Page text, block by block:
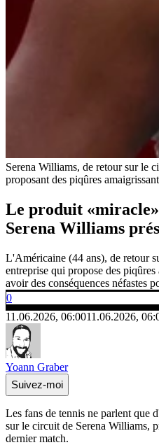
Serena Williams, de retour sur le
proposant des piqûres
Le produit
Serena Williams
L'Américaine (44 ans), de retour
entreprise qui propose des
avoir des conséquences néfastes
0
11.06.2026, 06:0011.06.2026,
Yoann Graber
Suivez-moi
Les fans de tennis ne parlent que
sur le circuit de Serena Williams,
dernier match.